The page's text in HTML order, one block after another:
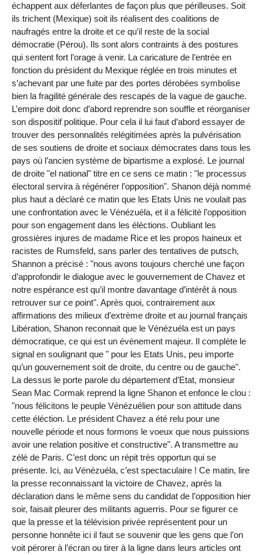
échappent aux déferlantes de façon plus que périlleuses. Soit
ils trichent (Mexique) soit ils réalisent des coalitions de
naufragés entre la droite et ce qu’il reste de la social
démocratie (Pérou). Ils sont alors contraints à des postures
qui sentent fort l’orage à venir. La caricature de l’entrée en
fonction du président du Mexique réglée en trois minutes et
s’achevant par une fuite par des portes dérobées symbolise
bien la fragilité générale des rescapés de la vague de gauche.
L’empire doit donc d’abord reprendre son souffle et réorganiser
son dispositif politique. Pour cela il lui faut d’abord essayer de
trouver des personnalités relégitimées après la pulvérisation
de ses soutiens de droite et sociaux démocrates dans tous les
pays où l’ancien système de bipartisme a explosé. Le journal
de droite "el national" titre en ce sens ce matin : "le processus
électoral servira à régénérer l’opposition". Shanon déjà nommé
plus haut a déclaré ce matin que les Etats Unis ne voulait pas
une confrontation avec le Vénézuéla, et il a félicité l’opposition
pour son engagement dans les éléctions. Oubliant les
grossières injures de madame Rice et les propos haineux et
racistes de Rumsfeld, sans parler des tentatives de putsch,
Shannon a précisé : "nous avons toujours cherché une façon
d’approfondir le dialogue avec le gouvernement de Chavez et
notre espérance est qu’il montre davantage d’intérêt à nous
retrouver sur ce point". Après quoi, contrairement aux
affirmations des milieux d’extrème droite et au journal français
Libération, Shanon reconnait que le Vénézuéla est un pays
démocratique, ce qui est un évènement majeur. Il complète le
signal en soulignant que " pour les Etats Unis, peu importe
qu’un gouvernement soit de droite, du centre ou de gauche".
La dessus le porte parole du département d’Etat, monsieur
Sean Mac Cormak reprend la ligne Shanon et enfonce le clou :
"nous félicitons le peuple Vénézuélien pour son attitude dans
cette éléction. Le président Chavez a été relu pour une
nouvelle période et nous formons le voeux que nous puissions
avoir une relation positive et constructive". A transmettre au
zélé de Paris. C’est donc un répit très opportun qui se
présente. Ici, au Vénézuéla, c’est spectaculaire ! Ce matin, lire
la presse reconnaissant la victoire de Chavez, après la
déclaration dans le même sens du candidat de l’opposition hier
soir, faisait pleurer des militants aguerris. Pour se figurer ce
que la presse et la télévision privée représentent pour un
personne honnête ici il faut se souvenir que les gens que l’on
voit pérorer à l’écran ou tirer à la ligne dans leurs articles ont